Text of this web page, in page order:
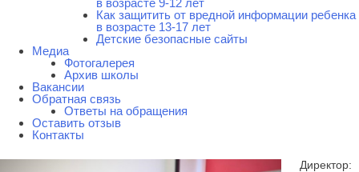
в возрасте 9-12 лет
Как защитить от вредной информации ребенка
в возрасте 13-17 лет
Детские безопасные сайты
Медиа
Фотогалерея
Архив школы
Вакансии
Обратная связь
Ответы на обращения
Оставить отзыв
Контакты
Директор: